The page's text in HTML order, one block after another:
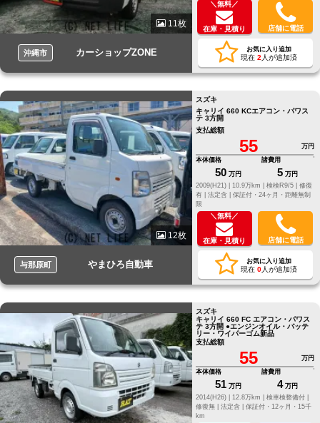
11枚
沖縄市 カーショップZONE
＼無料／
在庫・見積り 店舗に電話
お気に入り追加
現在 2 人が追加済
12枚
与那原町 やまひろ自動車
スズキ
キャリイ 660 KCエアコン・パワス
テ 3方開
支払総額
55
万円
本体価格
50 万円
諸費用
5 万円
2009(H21) |
10.9万km | 検検R9/5 | 修復
有 | 法定含 | 保証付・24ヶ月・距離無制
限
＼無料／
在庫・見積り 店舗に電話
お気に入り追加
現在 0人が追加済
スズキ
キャリイ 660 FC エアコン・パワス
テ 3方開 ●エンジンオイル・バッテ
リー・ワイパーゴム新品
支払総額
55
万円
本体価格
51 万円
諸費用
4 万円
2014(H26) |
12.8万km |
検車検整備付 |
修復無 | 法定含 | 保証付・12ヶ月・15千
km